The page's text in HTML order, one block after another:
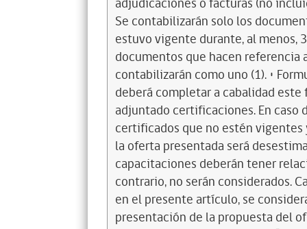
adjudicaciones o facturas (no
Se contabilizarán solo los
estuvo vigente durante, al menos,
documentos que hacen
contabilizarán como uno (1). •
deberá completar a cabalidad
adjuntado certificaciones. En
certificados que no estén
la oferta presentada será
capacitaciones deberán tener
contrario, no serán considerados.
en el presente artículo, se
presentación de la propuesta del